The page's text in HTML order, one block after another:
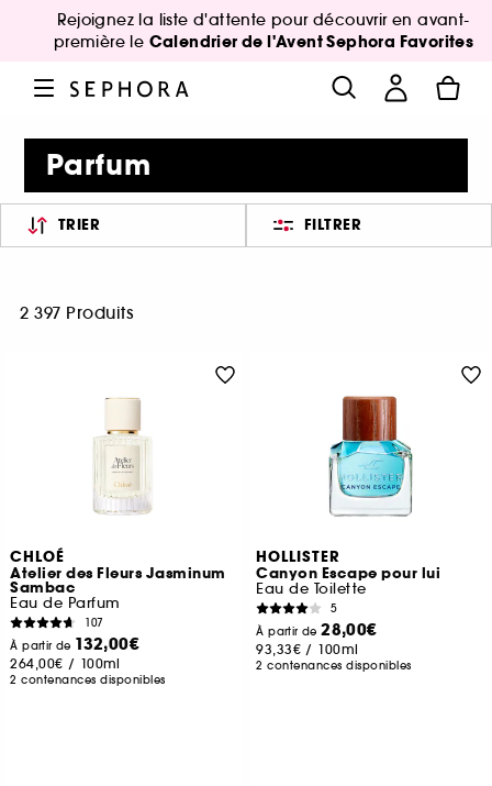
Rejoignez la liste d'attente pour découvrir en avant-
première le Calendrier de l'Avent Sephora Favorites
Parfum
TRIER FILTRER
2 397 Produits
CHLOÉ
Atelier des Fleurs Jasminum
Sambac
Eau de Parfum
107
À partir de 132,00€
264,00€ / 100ml
2 contenances disponibles
HOLLISTER
Canyon Escape pour lui
Eau de Toilette
5
À partir de28,00€
93,33€ / 100ml
2 contenances disponibles